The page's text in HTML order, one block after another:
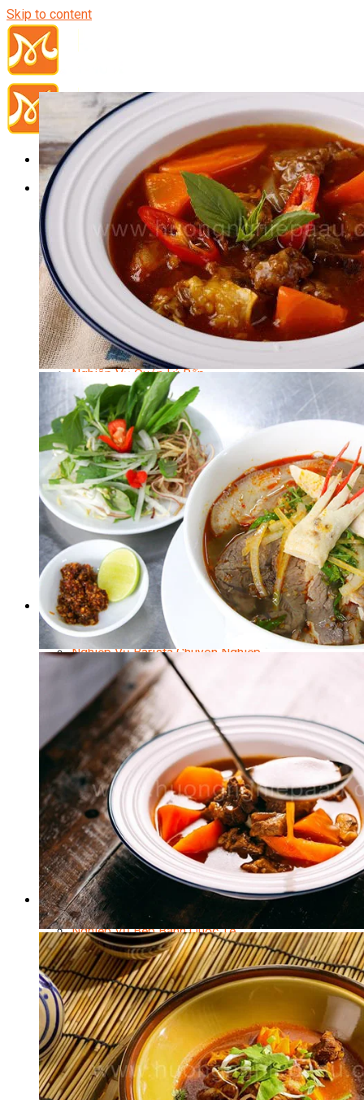
Skip to content
Đầu Bếp
Bếp Trưởng Điều Hành
Nghiệp Vụ Bếp Trưởng
Nghiệp Vụ Bếp Quốc Tế
Nghiệp Vụ Bếp Trưởng Bếp Việt
Nghiệp Vụ Bếp Trưởng Bếp Âu
Nghiệp Vụ Bếp Trưởng Bếp Á
Nghiệp Vụ Bếp Trưởng Bếp Nhật
Nghiệp Vụ Bếp Trưởng Bếp Hoa
Nghiệp Vụ Bếp Hàn
Nghiệp Vụ Bếp Thái
Nghiệp Vụ Bếp Chay
Nghiệp Vụ Quản Lý Bếp
Nghiệp Vụ Cấp Dưỡng
Nghiệp Vụ Bếp Phụ
Điểm Tâm Hồng Kông
Eat Clean
Food Stylist
Master Class
Bếp Gia Đình
Học Nấu Ăn Mở Quán
Chuyên Đề Bếp Nóng
Khởi Sự Kinh Doanh Ngành F&B
Khởi Sự Kinh Doanh Nhà Hàng
Bí Quyết Kinh Doanh và Vận Hành Mô Hình Ẩm
Thực
Video Dạy Nấu Ăn
Pha Chế
Nghiệp Vụ Bar Trưởng
Nghiệp Vụ Bartender Chuyên Nghiệp
Nghiệp Vụ Barista Chuyên Nghiệp
Nghiệp Vụ Flair Bartending Chuyên Nghiệp
Nghiệp Vụ Pha Chế Đặc Biệt
Nghiệp Vụ Pha Chế Tổng Hợp
Nghiệp Vụ Quản Lý Bar
Chuyên Gia Cà Phê
Cà Phê Pha Máy
Khởi Sự Kinh Doanh Cafe – Chuỗi Cafe
Bí Quyết Khởi Nghiệp Mô Hình Đồ Uống
Kinh Doanh Mô Hình Đồ Uống Thịnh Hành
Kinh Doanh Chuỗi Và Nhượng Quyền
Tiếng Anh Chuyên Ngành Pha Chế
Học Làm Kem
Học Pha Chế Trà Sữa
Chuyên Đề Pha Chế
Video Dạy Pha Chế
Làm Bánh
Nghiệp Vụ Bếp Trưởng Bếp Bánh
Nghiệp Vụ Bếp Bánh Quốc Tế
Nghiệp Vụ Quản Lý Bếp Bánh
Nghiệp Vụ Bánh Kem
Bánh Việt
Bánh Nhật
Bánh Mì Nâng Cao
Bánh Đài Loan
Bánh Ngắn Hạn
Bánh Kinh Doanh
Handmade Mini Cake
Master Class